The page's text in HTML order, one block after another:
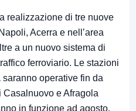
realizzazione di tre nuove
, Acerra e nell’area
a un nuovo sistema di
ferroviario. Le stazioni
operative fin da
Casalnuovo e Afragola
in funzione ad agosto.